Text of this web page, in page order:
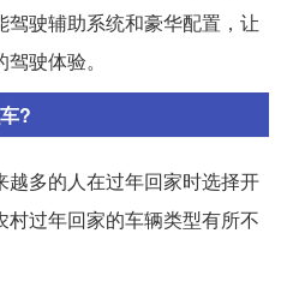
驶辅助系统和豪华配置，让
驶体验。
?
多的人在过年回家时选择开
过年回家的车辆类型有所不